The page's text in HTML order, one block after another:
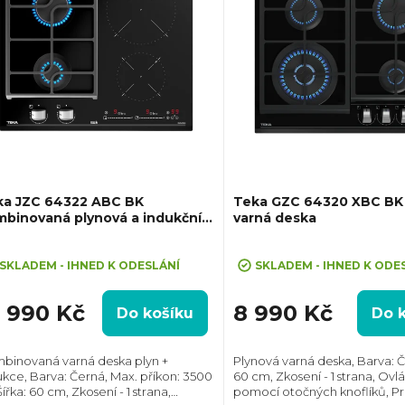
JZC 64322 ABC BK
plynová a indukční
SKLADEM - IHNED K ODESLÁNÍ
990 Kč Do košíku
varná deska plyn +
Barva: Černá, Max. příkon: 3500
60 cm, Zkosení - 1 strana,
Teka GZC 64320 XBC
varná deska
hodnocení
je
5,0
5
hvězdiček.
SKLADEM - IHNED K
8 990 Kč Do
Plynová varná deska, Barva:
60 cm, Zkosení - 1 strana,
pomocí otočných knoflíků,